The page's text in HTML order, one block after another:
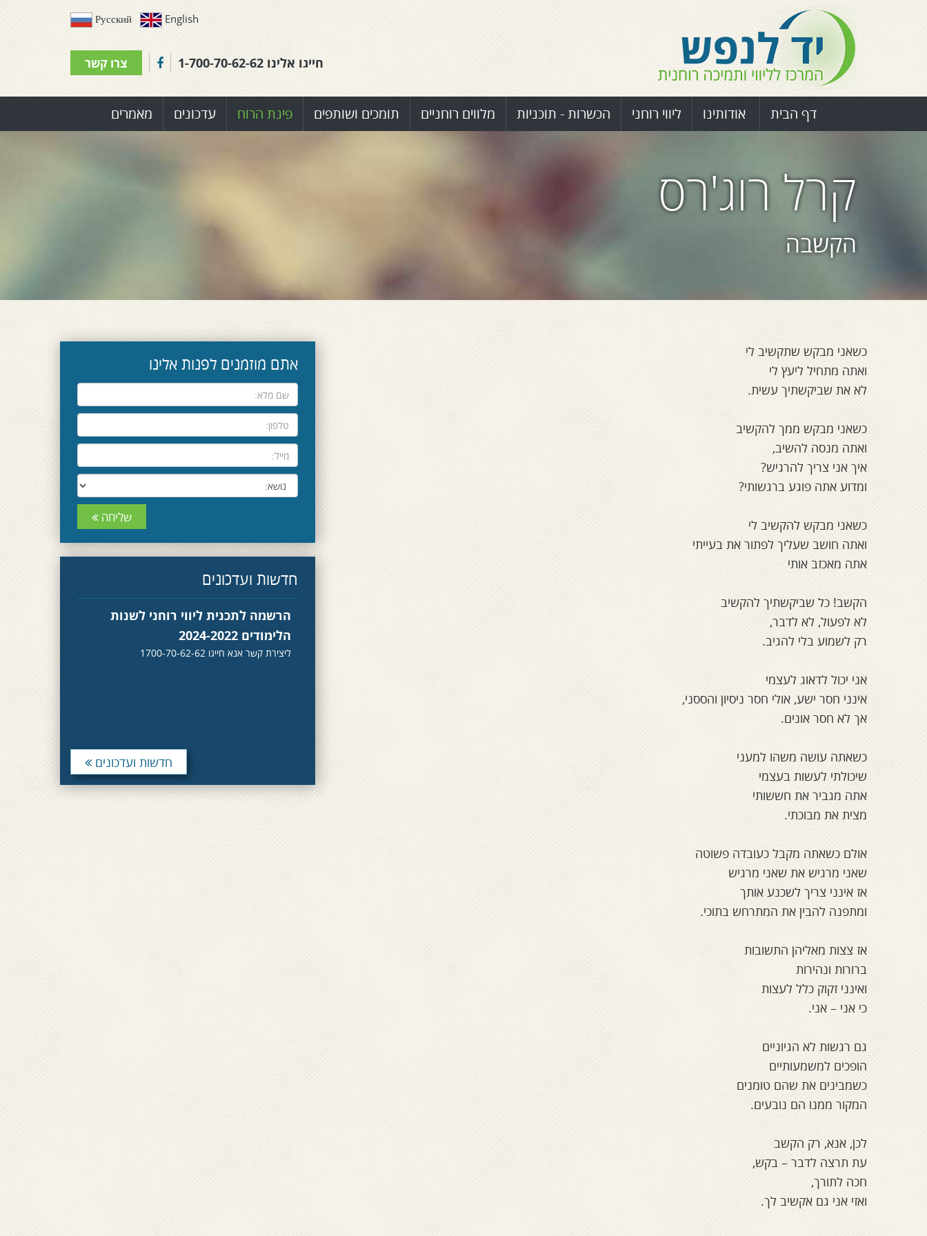
Русский English
צרו קשר חייגו אלינו 1-700-70-62-62
דף הבית אודותינו ליווי רוחני הכשרות - תוכניות מלווים רוחניים תומכים ושותפים פינת הרוח עדכונים מאמרים
קרל רוג'רס
הקשבה
כשאני מבקש שתקשיב לי
ואתה מתחיל ליעץ לי
לא את שביקשתיך עשית.
כשאני מבקש ממך להקשיב
ואתה מנסה להשיב,
איך אני צריך להרגיש?
ומדוע אתה פוגע ברגשותי?
כשאני מבקש להקשיב לי
ואתה חושב שעליך לפתור את בעייתי
אתה מאכזב אותי
הקשב! כל שביקשתיך להקשיב
לא לפעול, לא לדבר,
רק לשמוע בלי להגיב.
אני יכול לדאוג לעצמי
אינני חסר ישע, אולי חסר ניסיון והססני,
אך לא חסר אונים.
כשאתה עושה משהו למעני
שיכולתי לעשות בעצמי
אתה מגביר את חששותי
מצית את מבוכתי.
אולם כשאתה מקבל כעובדה פשוטה
שאני מרגיש את שאני מרגיש
אז אינני צריך לשכנע אותך
ומתפנה להבין את המתרחש בתוכי.
אז צצות מאליהן התשובות
ברורות ונהירות
ואינני זקוק כלל לעצות
כי אני – אני.
גם רגשות לא הגיוניים
הופכים למשמעותיים
כשמבינים את שהם טומנים
המקור ממנו הם נובעים.
לכן, אנא, רק הקשב
עת תרצה לדבר – בקש,
חכה לתורך,
ואזי אני גם אקשיב לך.
אתם מוזמנים לפנות אלינו
שליחה
חדשות ועדכונים
הרשמה לתכנית ליווי רוחני לשנות
הלימודים 2024-2022
ליצירת קשר אנא חייגו 1700-70-62-62
חדשות ועדכונים